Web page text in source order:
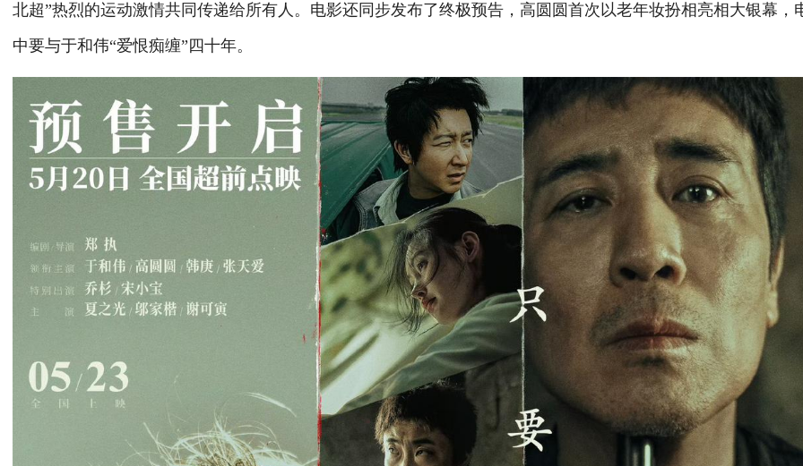
北超”热烈的运动激情共同传递给所有人。电影还同步发布了终极预告，高圆圆首次以老年妆扮相亮相大银幕，
中要与于和伟“爱恨痴缠”四十年。